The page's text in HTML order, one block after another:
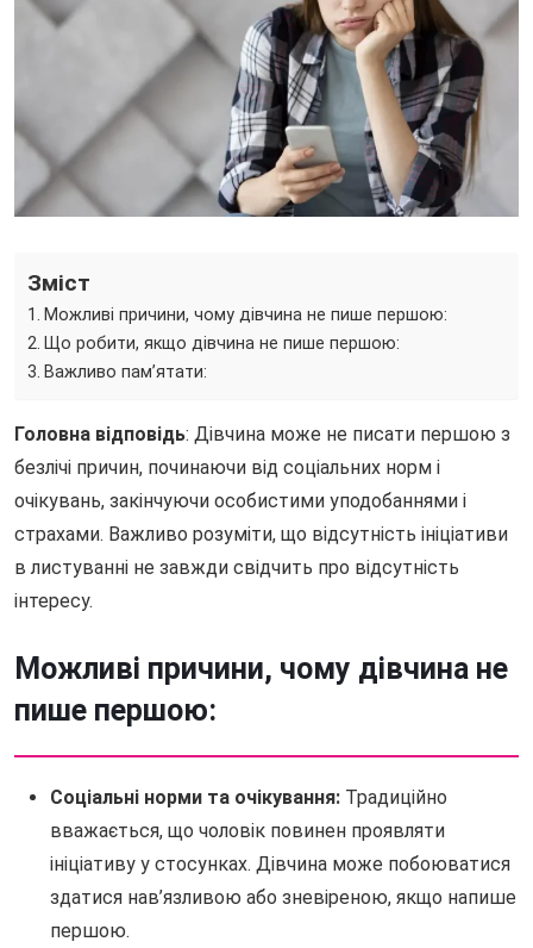
Зміст
Можливі причини, чому дівчина не пише першою:
Що робити, якщо дівчина не пише першою:
Важливо пам’ятати:
Головна відповідь: Дівчина може не писати першою з
безлічі причин, починаючи від соціальних норм і
очікувань, закінчуючи особистими уподобаннями і
страхами. Важливо розуміти, що відсутність ініціативи
в листуванні не завжди свідчить про відсутність
інтересу.
Можливі причини, чому дівчина не
пише першою:
Соціальні норми та очікування: Традиційно
вважається, що чоловік повинен проявляти
ініціативу у стосунках. Дівчина може побоюватися
здатися нав’язливою або зневіреною, якщо напише
першою.